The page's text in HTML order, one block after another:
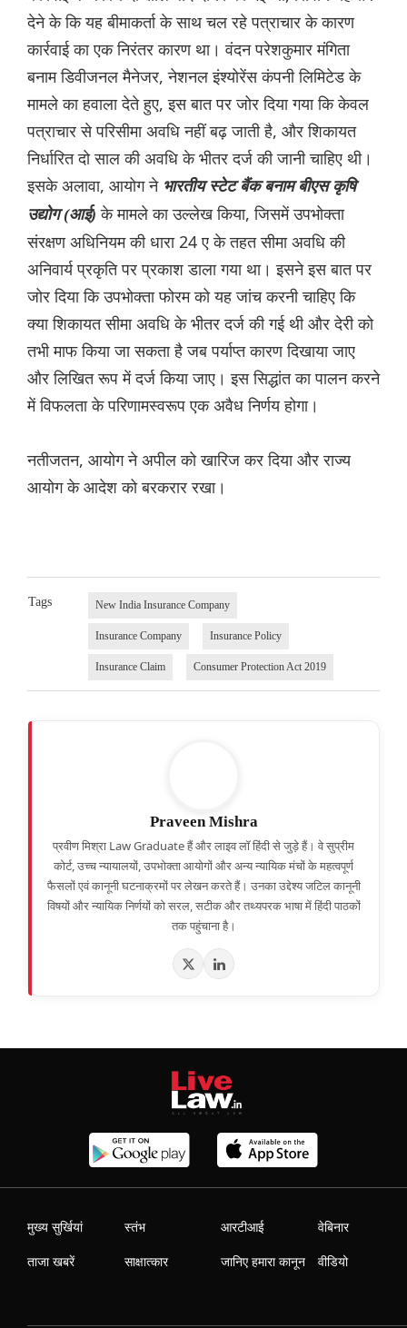
देने के कि यह बीमाकर्ता के साथ चल रहे पत्राचार के कारण
कार्रवाई का एक निरंतर कारण था। वंदन परेशकुमार मंगिता
बनाम डिवीजनल मैनेजर, नेशनल इंश्योरेंस कंपनी लिमिटेड के
मामले का हवाला देते हुए, इस बात पर जोर दिया गया कि केवल
पत्राचार से परिसीमा अवधि नहीं बढ़ जाती है, और शिकायत
निर्धारित दो साल की अवधि के भीतर दर्ज की जानी चाहिए थी।
इसके अलावा, आयोग ने भारतीय स्टेट बैंक बनाम बीएस कृषि
उद्योग (आई) के मामले का उल्लेख किया, जिसमें उपभोक्ता
संरक्षण अधिनियम की धारा 24 ए के तहत सीमा अवधि की
अनिवार्य प्रकृति पर प्रकाश डाला गया था। इसने इस बात पर
जोर दिया कि उपभोक्ता फोरम को यह जांच करनी चाहिए कि
क्या शिकायत सीमा अवधि के भीतर दर्ज की गई थी और देरी को
तभी माफ किया जा सकता है जब पर्याप्त कारण दिखाया जाए
और लिखित रूप में दर्ज किया जाए। इस सिद्धांत का पालन करने
में विफलता के परिणामस्वरूप एक अवैध निर्णय होगा।
नतीजतन, आयोग ने अपील को खारिज कर दिया और राज्य
आयोग के आदेश को बरकरार रखा।
Tags New India Insurance Company
Insurance Company Insurance Policy
Insurance Claim Consumer Protection Act 2019
Praveen Mishra
प्रवीण मिश्रा Law Graduate हैं और लाइव लॉ हिंदी से जुड़े हैं। वे सुप्रीम
कोर्ट, उच्च न्यायालयों, उपभोक्ता आयोगों और अन्य न्यायिक मंचों के महत्वपूर्ण
फैसलों एवं कानूनी घटनाक्रमों पर लेखन करते हैं। उनका उद्देश्य जटिल कानूनी
विषयों और न्यायिक निर्णयों को सरल, सटीक और तथ्यपरक भाषा में हिंदी पाठकों
तक पहुंचाना है।
मुख्य सुर्खियां
ताजा खबरें
स्तंभ
साक्षात्कार
आरटीआई
जानिए हमारा कानून
वेबिनार
वीडियो